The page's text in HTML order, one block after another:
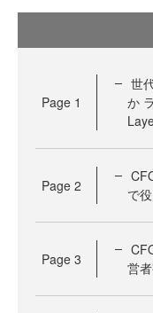
Page 1
世
か
Page 2
で
Page 3
営